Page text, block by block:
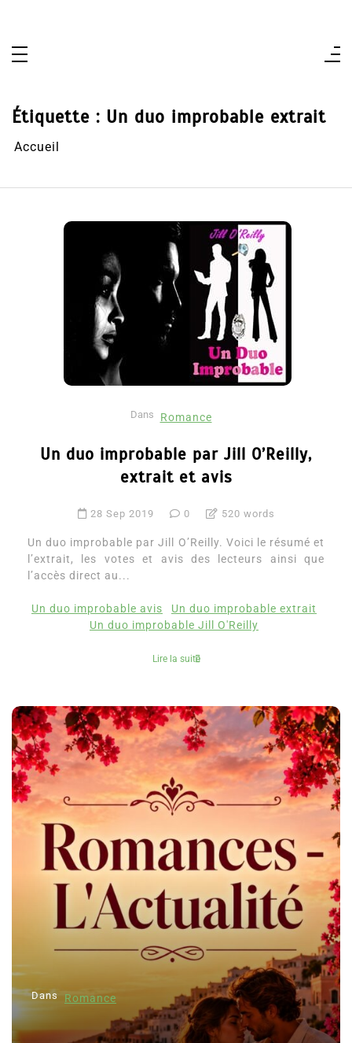
Étiquette : Un duo improbable extrait
Accueil
Dans Romance
Un duo improbable par Jill O’Reilly,
extrait et avis
28 Sep 2019 0 520 words
Un duo improbable par Jill O’Reilly. Voici le résumé et
l’extrait, les votes et avis des lecteurs ainsi que
l’accès direct au...
Un duo improbable avis
Un duo improbable extrait
Un duo improbable Jill O'Reilly
Lire la suite
Dans Romance